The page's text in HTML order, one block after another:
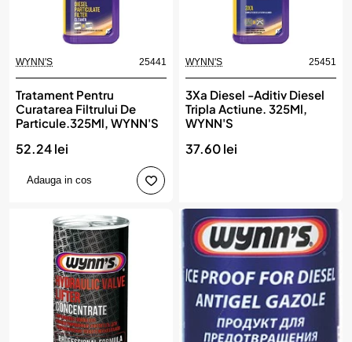
WYNN'S 25441
Tratament Pentru
Curatarea Filtrului De
Particule.325Ml, WYNN'S
52.24 lei
Adauga in cos
WYNN'S 25451
3Xa Diesel -Aditiv Diesel
Tripla Actiune. 325Ml,
WYNN'S
37.60 lei